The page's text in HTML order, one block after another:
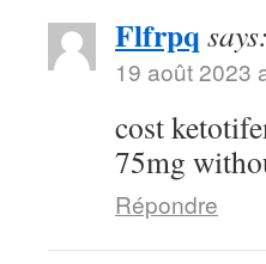
Flfrpq says:
19 août 2023
cost
75mg
Répondre